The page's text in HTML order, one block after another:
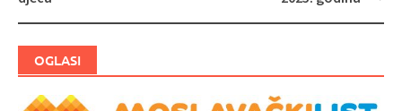
OGLASI